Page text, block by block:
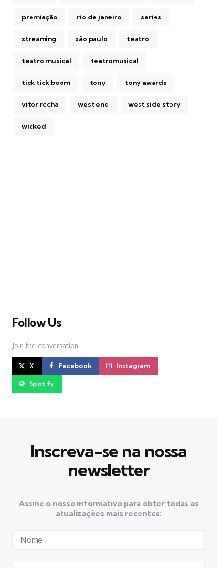
premiação rio de janeiro series
streaming são paulo teatro
teatro musical teatromusical
tick tick boom tony tony awards
vitor rocha west end west side story
wicked
Follow Us
Join the conversation
X Facebook Instagram
Spotify
Inscreva-se na nossa
newsletter
Assine o nosso informativo para obter todas as
atualizações mais recentes: